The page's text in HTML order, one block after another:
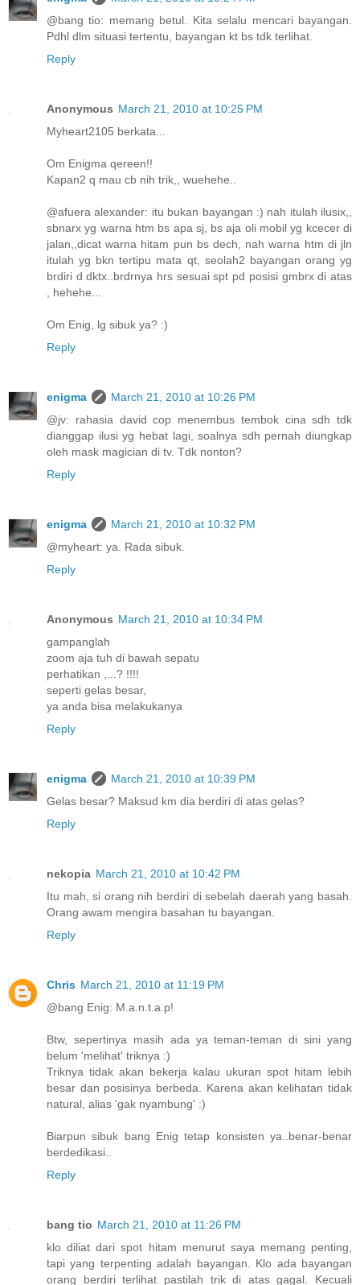
@bang tio: memang betul. Kita selalu mencari bayangan.
Pdhl dlm situasi tertentu, bayangan kt bs tdk terlihat.
Reply
Anonymous March 21, 2010 at 10:25 PM
Myheart2105 berkata...
Om Enigma qereen!!
Kapan2 q mau cb nih trik,, wuehehe..
@afuera alexander: itu bukan bayangan :) nah itulah ilusix,,
sbnarx yg warna htm bs apa sj, bs aja oli mobil yg kcecer di
jalan,,dicat warna hitam pun bs dech, nah warna htm di jln
itulah yg bkn tertipu mata qt, seolah2 bayangan orang yg
brdiri d dktx..brdrnya hrs sesuai spt pd posisi gmbrx di atas
, hehehe...
Om Enig, lg sibuk ya? :)
Reply
enigma
March 21, 2010 at 10:26 PM
@jv: rahasia david cop menembus tembok cina sdh tdk
dianggap ilusi yg hebat lagi, soalnya sdh pernah diungkap
oleh mask magician di tv. Tdk nonton?
Reply
enigma
March 21, 2010 at 10:32 PM
@myheart: ya. Rada sibuk.
Reply
Anonymous March 21, 2010 at 10:34 PM
gampanglah
zoom aja tuh di bawah sepatu
perhatikan ,...? !!!!
seperti gelas besar,
ya anda bisa melakukanya
Reply
enigma
March 21, 2010 at 10:39 PM
Gelas besar? Maksud km dia berdiri di atas gelas?
Reply
nekopia March 21, 2010 at 10:42 PM
Itu mah, si orang nih berdiri di sebelah daerah yang basah.
Orang awam mengira basahan tu bayangan.
Reply
Chris March 21, 2010 at 11:19 PM
@bang Enig: M.a.n.t.a.p!
Btw, sepertinya masih ada ya teman-teman di sini yang
belum 'melihat' triknya :)
Triknya tidak akan bekerja kalau ukuran spot hitam lebih
besar dan posisinya berbeda. Karena akan kelihatan tidak
natural, alias 'gak nyambung' :)
Biarpun sibuk bang Enig tetap konsisten ya..benar-benar
berdedikasi..
Reply
bang tio March 21, 2010 at 11:26 PM
klo diliat dari spot hitam menurut saya memang penting,
tapi yang terpenting adalah bayangan. Klo ada bayangan
orang berdiri terlihat pastilah trik di atas gagal. Kecuali